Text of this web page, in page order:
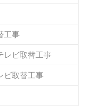
工事
レビ取替工事
ビ取替工事